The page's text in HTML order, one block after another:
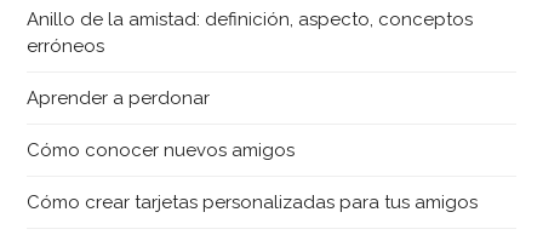
Anillo de la amistad: definición, aspecto, conceptos
erróneos
Aprender a perdonar
Cómo conocer nuevos amigos
Cómo crear tarjetas personalizadas para tus amigos